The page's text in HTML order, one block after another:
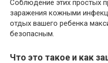
Соблюдение этих простых
заражения кожными
отдых вашего ребенка
безопасным.
Что это такое и как